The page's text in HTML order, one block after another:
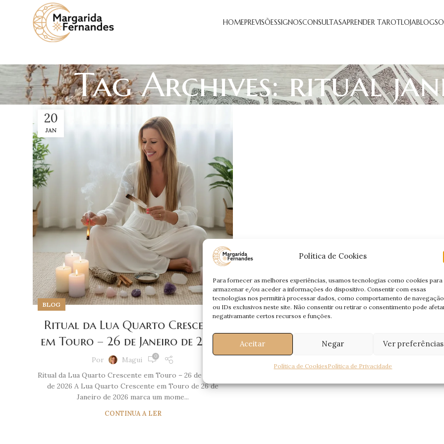
Política de Cookies
Para fornecer as melhores experiências, usamos tecnologias como cookies para
armazenar e/ou aceder a informações do dispositivo. Consentir com essas
tecnologias nos permitirá processar dados, como comportamento de navegação
ou IDs exclusivos neste site. Não consentir ou retirar o consentimento pode
negativamante certos recursos e funções.
Aceitar Negar Ver preferências
Política de CookiesPolítica de Privacidade
HOMEPREVISÕESSIGNOSCONSULTASAPRENDER TAROTLOJABLOG
Tag Archives: ritual
20
JAN
BLOG
Ritual da Lua Quarto Crescente
em Touro – 26 de Janeiro de 2026
Por Magui 0
Ritual da Lua Quarto Crescente em Touro – 26 de Janeiro
de 2026 A Lua Quarto Crescente em Touro de 26 de
Janeiro de 2026 marca um mome...
CONTINUA A LER